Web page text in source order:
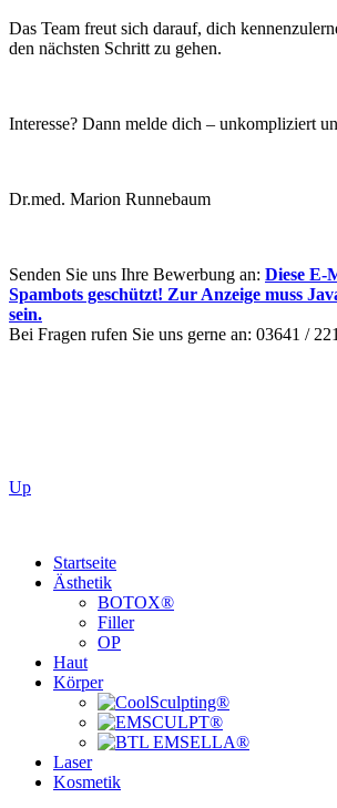
Das Team freut sich darauf, dich
den nächsten Schritt zu gehen.
Interesse? Dann melde dich – unkompliziert
Dr.med. Marion Runnebaum
Senden Sie uns Ihre Bewerbung an: Diese E-
Spambots geschützt! Zur Anzeige muss
sein.
Bei Fragen rufen Sie uns gerne an: 03641 /
Up
Startseite
Ästhetik
BOTOX®
Filler
OP
Haut
Körper
Laser
Kosmetik